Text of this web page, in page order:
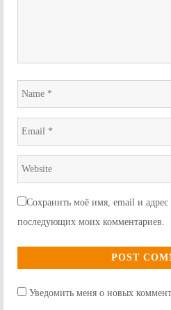
Name
*
Email
*
Website
*
Сохранить моё имя, email и адрес
последующих моих комментариев.
Уведомить меня о новых